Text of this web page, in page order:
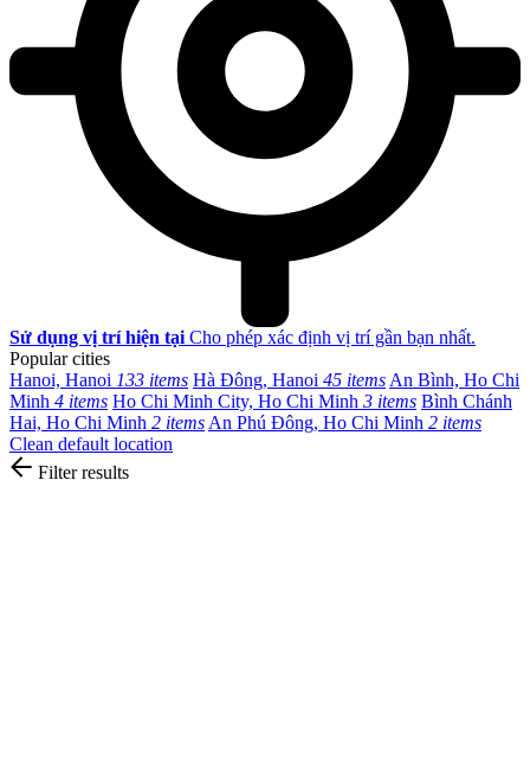
Sử dụng vị trí hiện tại Cho phép xác định vị trí gần bạn nhất.
Popular cities
Hanoi, Hanoi 133 items Hà Đông, Hanoi 45 items An Bình, Ho Chi
Minh 4 items Ho Chi Minh City, Ho Chi Minh 3 items Bình Chánh
Hai, Ho Chi Minh 2 items An Phú Đông, Ho Chi Minh 2 items
Clean default location
Filter results